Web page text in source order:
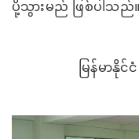
ပို့သွားမည် ဖြစ်ပါသည်။
မြန်မာနို